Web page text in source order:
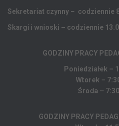
Sekretariat czynny – codziennie
Skargi i wnioski – codziennie
GODZINY PRACY
Poniedziałek –
Wtorek –
Środa –
GODZINY PRACY